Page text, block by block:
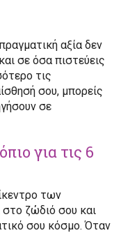
αξία δεν
σε όσα πιστεύεις
τις
σου, μπορείς
σε
για τις 6
των
στο ζώδιό σου και
σου κόσμο. Όταν